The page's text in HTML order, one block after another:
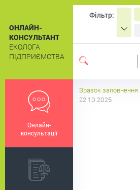
ОНЛАЙН-
КОНСУЛЬТАНТ
ЕКОЛОГА
ПІДПРИЄМСТВА
Онлайн-
консультації
Фільтр:
Зразок заповнення
22.10.2025